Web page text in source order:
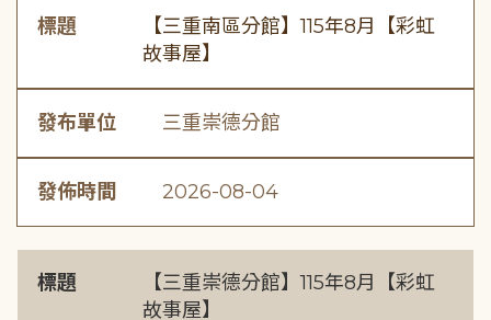
標題
【三重南區分館】115年8月【彩虹
故事屋】
發布單位 三重崇德分館
發佈時間 2026-08-04
標題
【三重崇德分館】115年8月【彩虹
故事屋】